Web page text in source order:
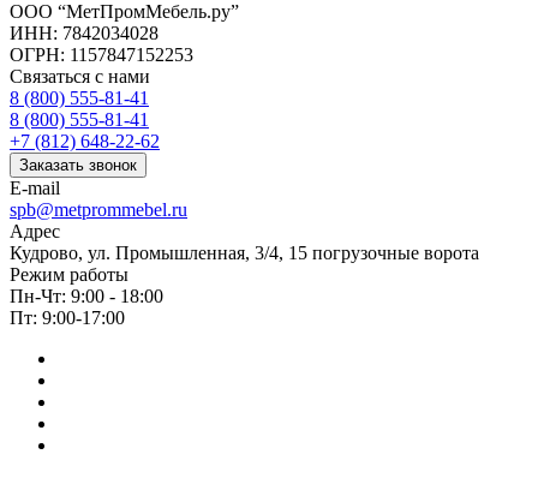
ООО “МетПромМебель.ру”
ИНН: 7842034028
ОГРН: 1157847152253
Связаться с нами
8 (800) 555-81-41
8 (800) 555-81-41
+7 (812) 648-22-62
Заказать звонок
E-mail
spb@metprommebel.ru
Адрес
Кудрово, ул. Промышленная, 3/4, 15 погрузочные ворота
Режим работы
Пн-Чт: 9:00 - 18:00
Пт: 9:00-17:00